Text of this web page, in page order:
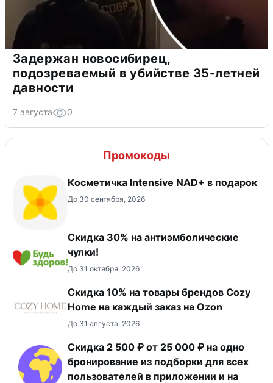
Задержан новосибирец,
подозреваемый в убийстве 35-летней
давности
7 августа 0
Промокоды
Косметичка Intensive NAD+ в подарок
До 30 сентября, 2026
Скидка 30% на антиэмболические
чулки!
До 31 октября, 2026
Скидка 10% на товары брендов Cozy
Home на каждый заказ на Оzon
До 31 августа, 2026
Скидка 2 500 ₽ от 25 000 ₽ на одно
бронирование из подборки для всех
пользователей в приложении и на